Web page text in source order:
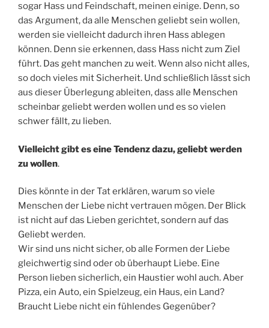
sogar Hass und Feindschaft, meinen einige. Denn, so
das Argument, da alle Menschen geliebt sein wollen,
werden sie vielleicht dadurch ihren Hass ablegen
können. Denn sie erkennen, dass Hass nicht zum Ziel
führt. Das geht manchen zu weit. Wenn also nicht alles,
so doch vieles mit Sicherheit. Und schließlich lässt sich
aus dieser Überlegung ableiten, dass alle Menschen
scheinbar geliebt werden wollen und es so vielen
schwer fällt, zu lieben.
Vielleicht gibt es eine Tendenz dazu, geliebt werden
zu wollen.
Dies könnte in der Tat erklären, warum so viele
Menschen der Liebe nicht vertrauen mögen. Der Blick
ist nicht auf das Lieben gerichtet, sondern auf das
Geliebt werden.
Wir sind uns nicht sicher, ob alle Formen der Liebe
gleichwertig sind oder ob überhaupt Liebe. Eine
Person lieben sicherlich, ein Haustier wohl auch. Aber
Pizza, ein Auto, ein Spielzeug, ein Haus, ein Land?
Braucht Liebe nicht ein fühlendes Gegenüber?